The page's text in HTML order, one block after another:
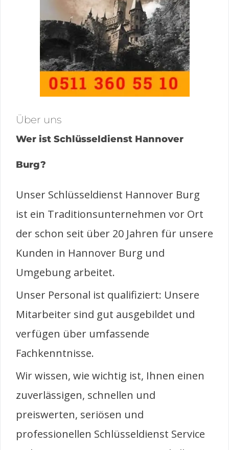
Über uns
Wer ist Schlüsseldienst Hannover
Burg?
Unser Schlüsseldienst Hannover Burg
ist ein Traditionsunternehmen vor Ort
der schon seit über 20 Jahren für unsere
Kunden in Hannover Burg und
Umgebung arbeitet.
Unser Personal ist qualifiziert: Unsere
Mitarbeiter sind gut ausgebildet und
verfügen über umfassende
Fachkenntnisse.
Wir wissen, wie wichtig ist, Ihnen einen
zuverlässigen, schnellen und
preiswerten, seriösen und
professionellen Schlüsseldienst Service